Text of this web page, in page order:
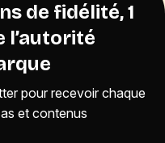
de fidélité, 1
l’autorité
pour recevoir chaque
et contenus